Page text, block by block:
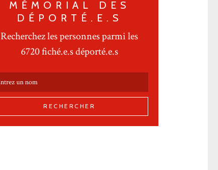
MÉMORIAL DES
DÉPORTÉ.E.S
Recherchez les personnes parmi les
6720 fiché.e.s déporté.e.s
RECHERCHER